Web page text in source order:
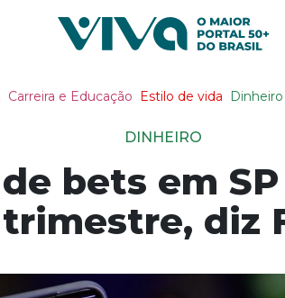
Carreira e Educação Estilo de vida Dinheiro
DINHEIRO
bets em
diz